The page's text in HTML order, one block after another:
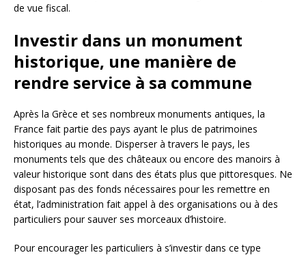
de vue fiscal.
Investir dans un monument
historique, une manière de
rendre service à sa commune
Après la Grèce et ses nombreux monuments antiques, la
France fait partie des pays ayant le plus de patrimoines
historiques au monde. Disperser à travers le pays, les
monuments tels que des châteaux ou encore des manoirs à
valeur historique sont dans des états plus que pittoresques. Ne
disposant pas des fonds nécessaires pour les remettre en
état, l’administration fait appel à des organisations ou à des
particuliers pour sauver ses morceaux d’histoire.
Pour encourager les particuliers à s’investir dans ce type